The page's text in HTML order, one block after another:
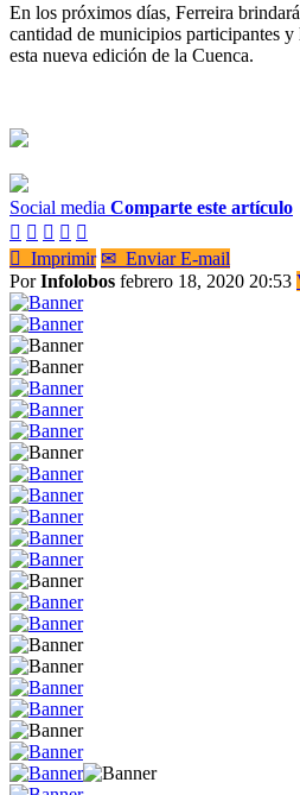
En los próximos días, Ferreira
cantidad de municipios participantes
esta nueva edición de la Cuenca.
Social media Comparte este artículo
    
 Imprimir ✉ Enviar E-mail
PorInfolobos febrero 18, 2020 20:53